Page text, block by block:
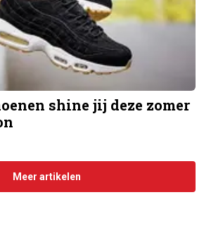
shine jij deze zomer
Meer artikelen